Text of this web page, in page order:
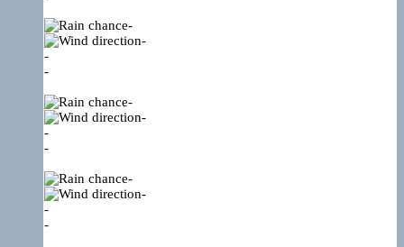
-
-
-
-
-
-
-
-
-
-
-
-